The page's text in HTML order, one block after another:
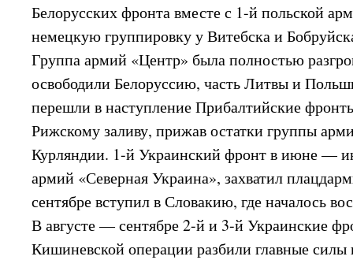
Белорусских фронта вместе с 1-й польской
немецкую группировку у Витебска и
Группа армий «Центр» была полностью
освободили Белоруссию, часть Литвы и
перешли в наступление Прибалтийские
Рижскому заливу, прижав остатки группы
Курляндии. 1-й Украинский фронт в июне —
армий «Северная Украина», захватил
сентябре вступил в Словакию, где началось
В августе — сентябре 2-й и 3-й Украинские
Кишиневской операции разбили главные